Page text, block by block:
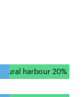
natural harbour 20%